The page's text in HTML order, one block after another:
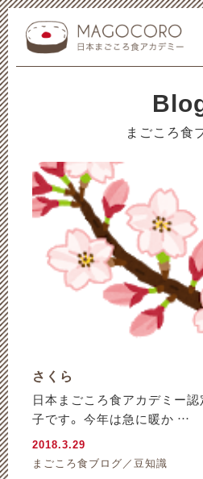
まごころ食
さくら
日本まごころ食アカデミー
子です。 今年は急に暖か …
2018.3.29
まごころ食ブログ／豆知識